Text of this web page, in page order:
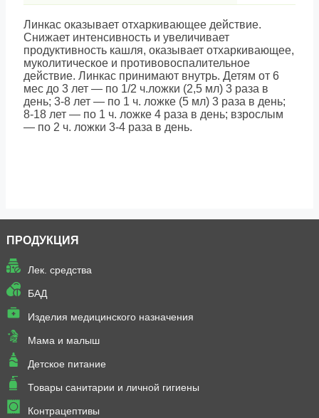
Линкас оказывает отхаркивающее действие.
Снижает интенсивность и увеличивает
продуктивность кашля, оказывает отхаркивающее,
муколитическое и противовоспалительное
действие. Линкас принимают внутрь. Детям от 6
мес до 3 лет — по 1/2 ч.ложки (2,5 мл) 3 раза в
день; 3-8 лет — по 1 ч. ложке (5 мл) 3 раза в день;
8-18 лет — по 1 ч. ложке 4 раза в день; взрослым
— по 2 ч. ложки 3-4 раза в день.
ПРОДУКЦИЯ
Лек. средства
БАД
Изделия медицинского назначения
Мама и малыш
Детское питание
Товары санитарии и личной гигиены
Контрацептивы